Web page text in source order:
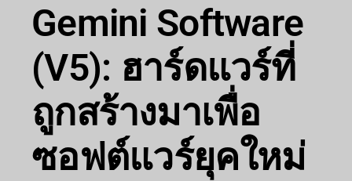
Gemini Software
(V5): ฮาร์ดแวร์ที่
ถูกสร้างมาเพื่อ
ซอฟต์แวร์ยุคใหม่